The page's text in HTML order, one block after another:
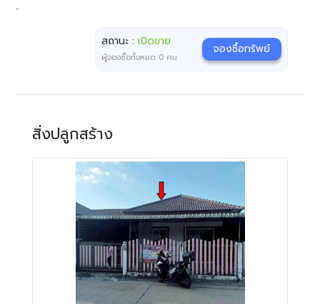
-
สถานะ :เปิดขาย
ผู้จองซื้อทั้งหมด 0 คน
จองซื้อทรัพย์
สิ่งปลูกสร้าง